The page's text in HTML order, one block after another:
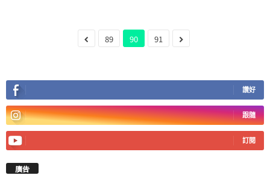
89 90 91
讚好
跟隨
訂閱
廣告